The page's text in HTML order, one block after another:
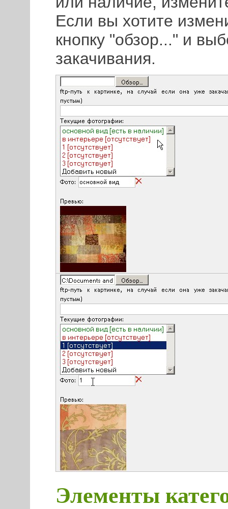
Если вы хотите
кнопку "обзор..." и
закачивания.
Элементы